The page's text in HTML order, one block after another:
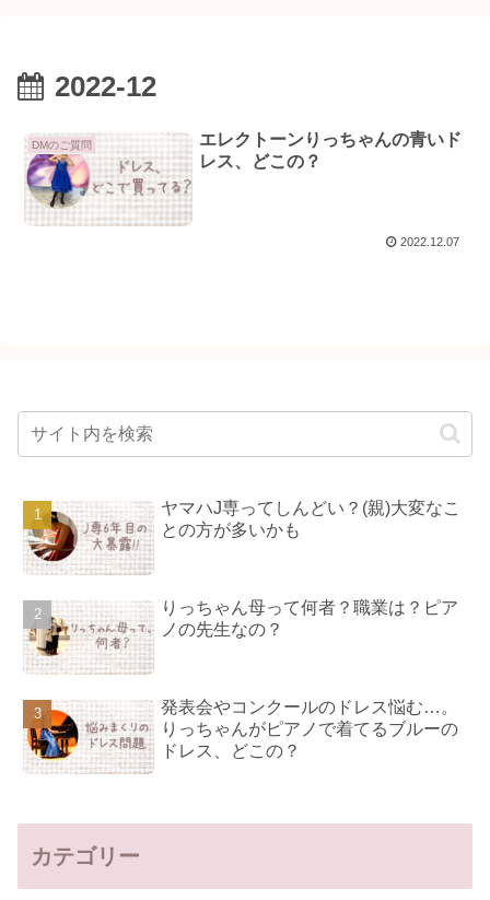
2022-12
DMのご質問
エレクトーンりっちゃんの青いド
レス、どこの？
2022.12.07
ヤマハJ専ってしんどい？(親)大変なこ
との方が多いかも
りっちゃん母って何者？職業は？ピア
ノの先生なの？
発表会やコンクールのドレス悩む…。
りっちゃんがピアノで着てるブルーの
ドレス、どこの？
カテゴリー